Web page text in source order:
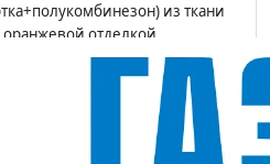
из ткани
отделкой
порезов) + З; утеплитель
поясах III, I и II
отгрузка в день заказа